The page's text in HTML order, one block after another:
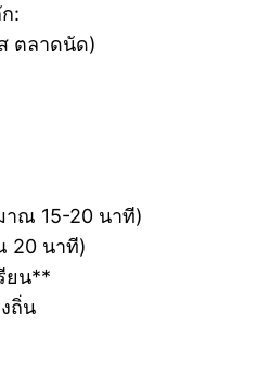
:
ตลาดนัด)
าณ 15-20 นาที)
20 นาที)
ยน**
ถิ่น